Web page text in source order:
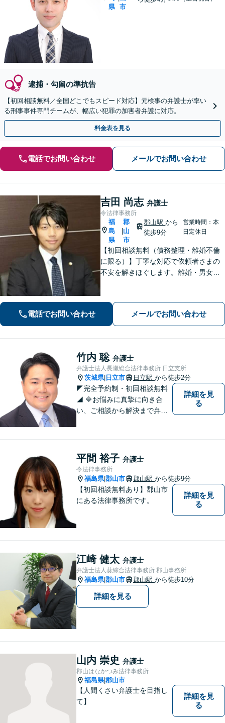
県
市
逮捕・勾留の準抗告
【初回相談無料／全国どこでもスピード対応】元検事の弁護士が率い
る刑事事件専門チームが、幅広い犯罪の加害者弁護に対応。
料金表を見る
電話でお問い合わせ メールでお問い合わせ
吉田 尚志 弁護士
令法律事務所
福
島
県
郡
山
市
郡山駅から
徒歩9分
営業時間：本
日定休日
【初回相談無料（債務整理・離婚不倫
に限る）】丁寧な対応で依頼者さまの
不安を解きほぐします。離婚・男女問
え込まずお気軽にご相談ください。
【分割払い可能】
電話でお問い合わせ メールでお問い合わせ
竹内 聡 弁護士
弁護士法人長瀬総合法律事務所 日立支所
茨城県| 日立市 日立駅 から徒歩2分
◤完全予約制・初回相談無料
◢ 🔷お悩みに真摯に向き合
い、ご相談から解決まで弁護
安心の第一歩を踏み出しまし
ょう。お気軽にお問い合わせ
ください。
詳細を見
る
平間 裕子 弁護士
令法律事務所
福島県|郡山市 郡山駅 から徒歩9分
【初回相談無料あり】郡山市
にある法律事務所です。
詳細を見
る
江崎 健太 弁護士
弁護士法人葵綜合法律事務所 郡山事務所
福島県|郡山市 郡山駅 から徒歩10分
詳細を見る
山内 崇史 弁護士
郡山はなかつみ法律事務所
福島県|郡山市
【人間くさい弁護士を目指し
て】
詳細を見
る